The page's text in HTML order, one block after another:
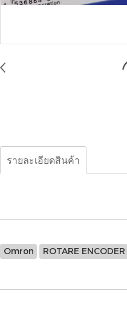
รายละเอียดสินค้า
Omron ROTARE ENCODER